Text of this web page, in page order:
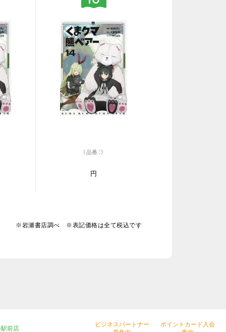
（品番：）
円
※岩瀬書店調べ ※表記価格は全て税込です
前店
ビジネスパートナー
ポイントカード入会